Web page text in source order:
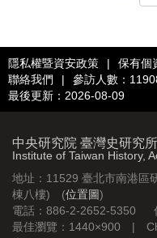
隱私權暨資安政策 | 保有個
聯絡我們
| 參訪人數：
最後更新：2026-08-09
中央研究院 臺灣史研究所
Institute of Taiwan History,
地址：11529 臺北市南港區
棟八樓) (位置圖)
電話：886-2-2652-5350
最佳瀏覽：1440×900 |